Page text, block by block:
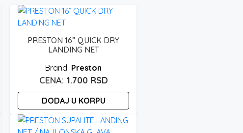
PRESTON 16” QUICK DRY
LANDING NET
Preston
1.700 RSD
DODAJ U KORPU